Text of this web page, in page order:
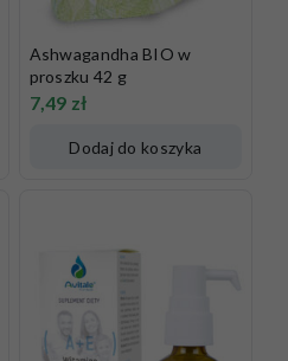
Ashwagandha BIO w
proszku 42 g
7,49 zł
Dodaj do koszyka